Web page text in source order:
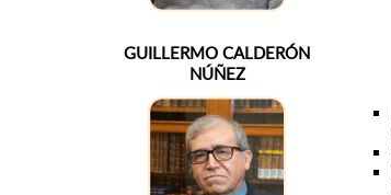
GUILLERMO CALDERÓN
NÚÑEZ